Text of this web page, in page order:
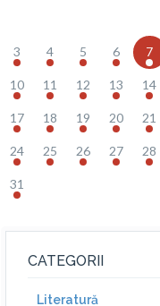
3 4 5 6 7
10 11 12 13 14
17 18 19 20 21
24 25 26 27 28
31
CATEGORII
Literatură